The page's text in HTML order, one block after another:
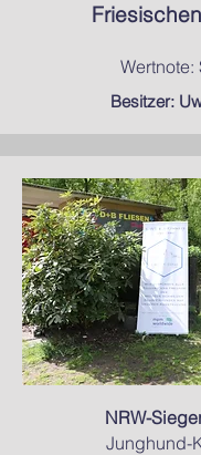
Wertnote:
Besitzer:
NRW-
Junghund-